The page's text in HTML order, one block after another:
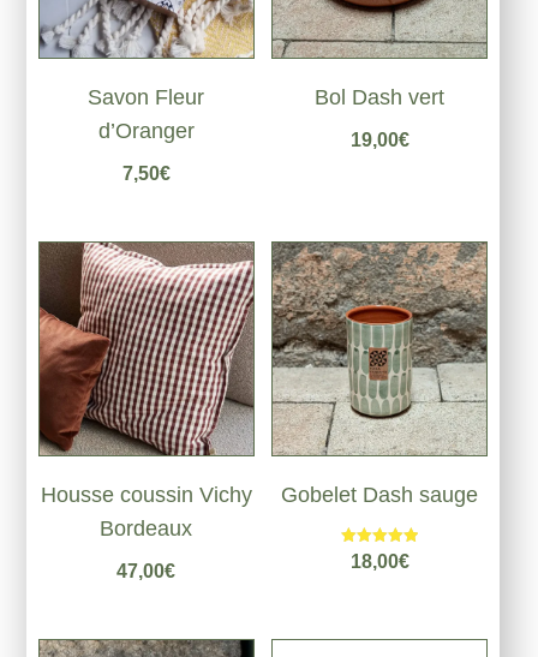
Savon Fleur
d’Oranger
7,50€
Bol Dash vert
19,00€
Housse coussin Vichy
Bordeaux
47,00€
Gobelet Dash sauge
Note
5.00
18,00€